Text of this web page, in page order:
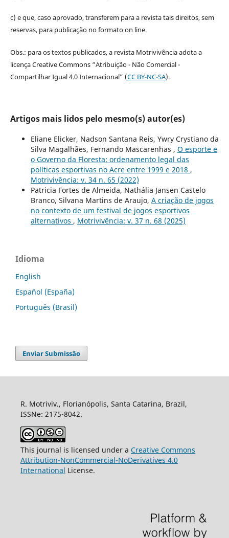
c) e que, caso aprovado, transferem para a revista tais direitos, sem
reservas, para publicação no formato on line.
Obs.: para os textos publicados, a revista Motrivivência adota a
licença Creative Commons “Atribuição - Não Comercial -
Compartilhar Igual 4.0 Internacional” (CC BY-NC-SA).
Artigos mais lidos pelo mesmo(s) autor(es)
Eliane Elicker, Nadson Santana Reis, Ywry Crystiano da
Silva Magalhães, Fernando Mascarenhas , O esporte e
o Governo da Floresta: ordenamento legal das
políticas esportivas no Acre entre 1999 e 2018 ,
Motrivivência: v. 34 n. 65 (2022)
Patricia Fortes de Almeida, Nathália Jansen Castelo
Branco, Silvana Martins de Araujo, A criação de jogos
no contexto de um festival de jogos esportivos
alternativos , Motrivivência: v. 37 n. 68 (2025)
Idioma
English
Español (España)
Português (Brasil)
Enviar Submissão
R. Motriviv., Florianópolis, Santa Catarina, Brazil,
ISSNe: 2175-8042.
This journal is licensed under a Creative Commons
Attribution-NonCommercial-NoDerivatives 4.0
International License.